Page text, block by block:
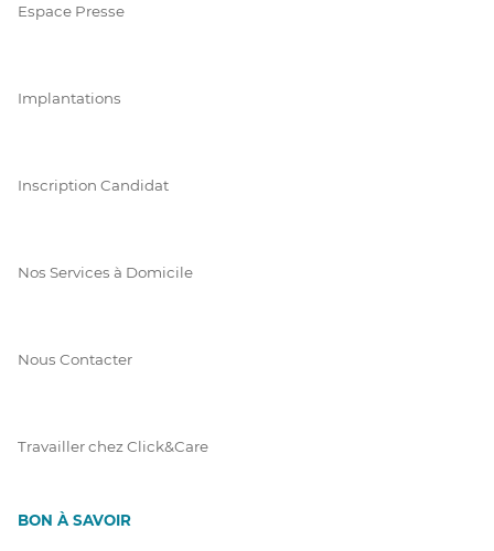
Espace Presse
Implantations
Inscription Candidat
Nos Services à Domicile
Nous Contacter
Travailler chez Click&Care
BON À SAVOIR